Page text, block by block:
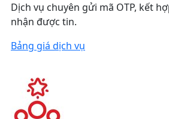
Dịch vụ chuyên gửi mã OTP, kết
nhận được tin.
Bảng giá dịch vụ